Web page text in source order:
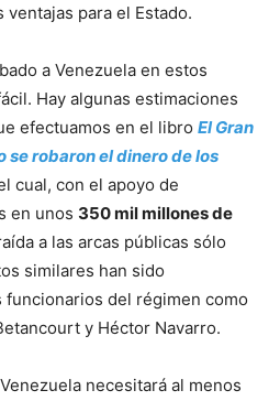
para el Estado.
a Venezuela en estos
Hay algunas estimaciones
efectuamos en el libro El Gran
se robaron el dinero de los
cual, con el apoyo de
en unos 350 mil millones de
a las arcas públicas sólo
similares han sido
del régimen como
y Héctor Navarro.
necesitará al menos